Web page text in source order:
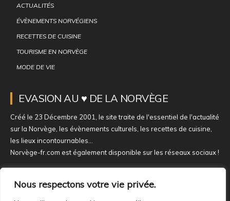
Nous respectons votre vie privée.
ACTUALITÉS
ÉVÈNEMENTS NORVÉGIENS
RECETTES DE CUISINE
TOURISME EN NORVÈGE
MODE DE VIE
EVASION AU ♥ DE LA NORVÈGE
Créé le 23 Décembre 2001, le site traite de l'essentiel de l'actualité
sur la Norvège, les évènements culturels, les recettes de cuisine,
les lieux incontournables...
Norvège-fr.com est également disponible sur les réseaux sociaux !